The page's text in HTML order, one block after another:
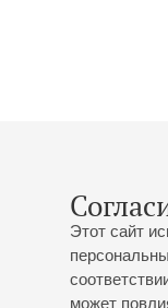
Этот сайт
может